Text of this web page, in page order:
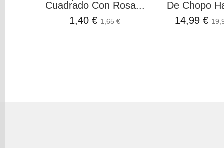
Cuadrado Con Rosa...
1,40 €1,65 €
De Chopo
14,99 €